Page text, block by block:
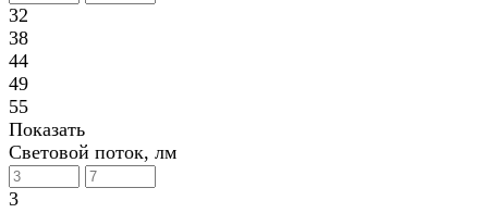
32
38
44
49
55
Показать
Световой поток, лм
3